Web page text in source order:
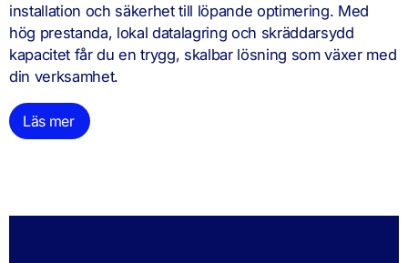
installation och säkerhet till löpande optimering. Med
hög prestanda, lokal datalagring och skräddarsydd
kapacitet får du en trygg, skalbar lösning som växer med
din verksamhet.
Läs mer